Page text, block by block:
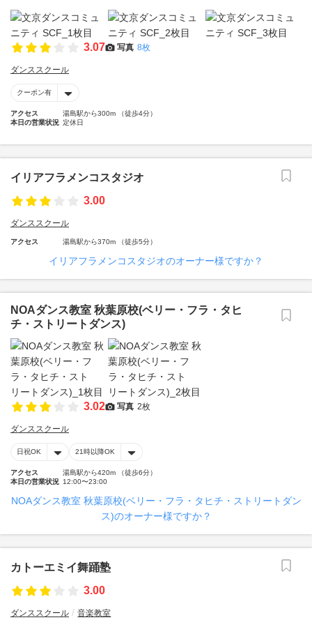
3.07 写真 8枚
ダンススクール
クーポン有
アクセス
湯島駅から300m （徒歩4分）
本日の営業状況 定休日
イリアフラメンコスタジオ
3.00
ダンススクール
アクセス 湯島駅から370m （徒歩5分）
イリアフラメンコスタジオのオーナー様ですか？
NOAダンス教室 秋葉原校(ベリー・フラ・タヒ
チ・ストリートダンス)
3.02 写真 2枚
ダンススクール
日祝OK 21時以降OK
アクセス
湯島駅から420m （徒歩6分）
本日の営業状況 12:00〜23:00
NOAダンス教室 秋葉原校(ベリー・フラ・タヒチ・ストリートダン
ス)のオーナー様ですか？
カトーエミイ舞踊塾
3.00
ダンススクール 音楽教室